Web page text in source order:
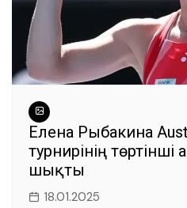
Елена Рыбакина
турнирінің
шықты
18.01.2025